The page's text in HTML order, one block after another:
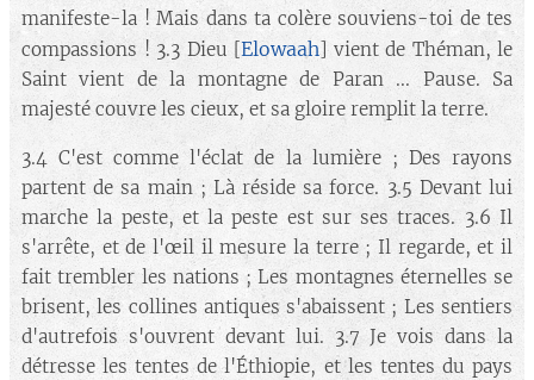
manifeste-la ! Mais dans ta colère souviens-toi de tes
compassions ! 3.3 Dieu [Elowaah] vient de Théman, le
Saint vient de la montagne de Paran ... Pause. Sa
majesté couvre les cieux, et sa gloire remplit la terre.
3.4 C'est comme l'éclat de la lumière ; Des rayons
partent de sa main ; Là réside sa force. 3.5 Devant lui
marche la peste, et la peste est sur ses traces. 3.6 Il
s'arrête, et de l'œil il mesure la terre ; Il regarde, et il
fait trembler les nations ; Les montagnes éternelles se
brisent, les collines antiques s'abaissent ; Les sentiers
d'autrefois s'ouvrent devant lui. 3.7 Je vois dans la
détresse les tentes de l'Éthiopie, et les tentes du pays